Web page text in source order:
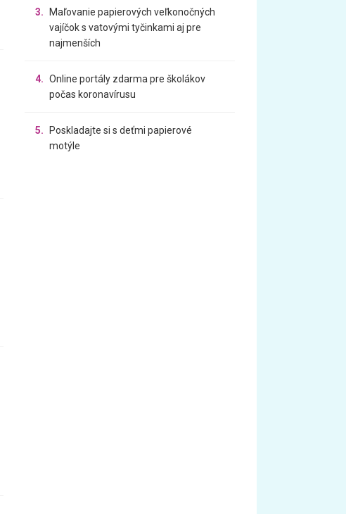
3.
Maľovanie papierových veľkonočných
vajíčok s vatovými tyčinkami aj pre
najmenších
4. Online portály zdarma pre školákov
počas koronavírusu
5.
Poskladajte si s deťmi papierové
motýle